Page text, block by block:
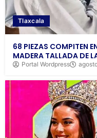
Tlaxcala
68 PIEZAS COMPITEN
MADERA TALLADA DE
Portal Wordpress